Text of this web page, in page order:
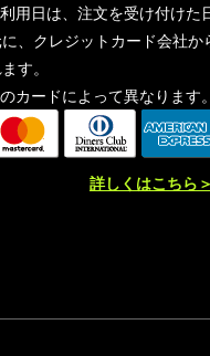
用日は、注文を受け付けた
、クレジットカード会社か
す。
カードによって異なります。
詳しくはこちら